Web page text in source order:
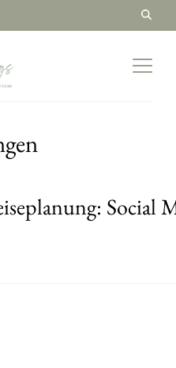
Social